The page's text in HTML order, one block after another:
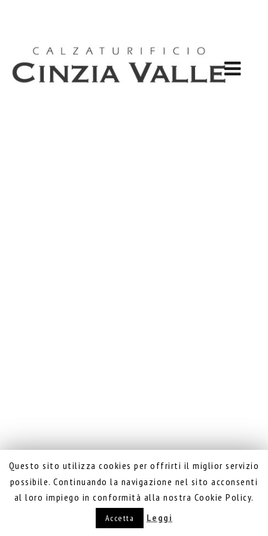
Questo sito utilizza cookies per offrirti il miglior servizio
possibile. Continuando la navigazione nel sito acconsenti
al loro impiego in conformità alla nostra Cookie Policy.
Accetta Leggi